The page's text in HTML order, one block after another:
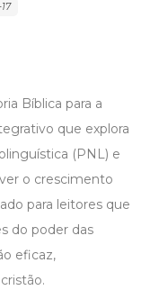
Bíblica para a
que explora
(PNL) e
o crescimento
para leitores que
do poder das
eficaz,